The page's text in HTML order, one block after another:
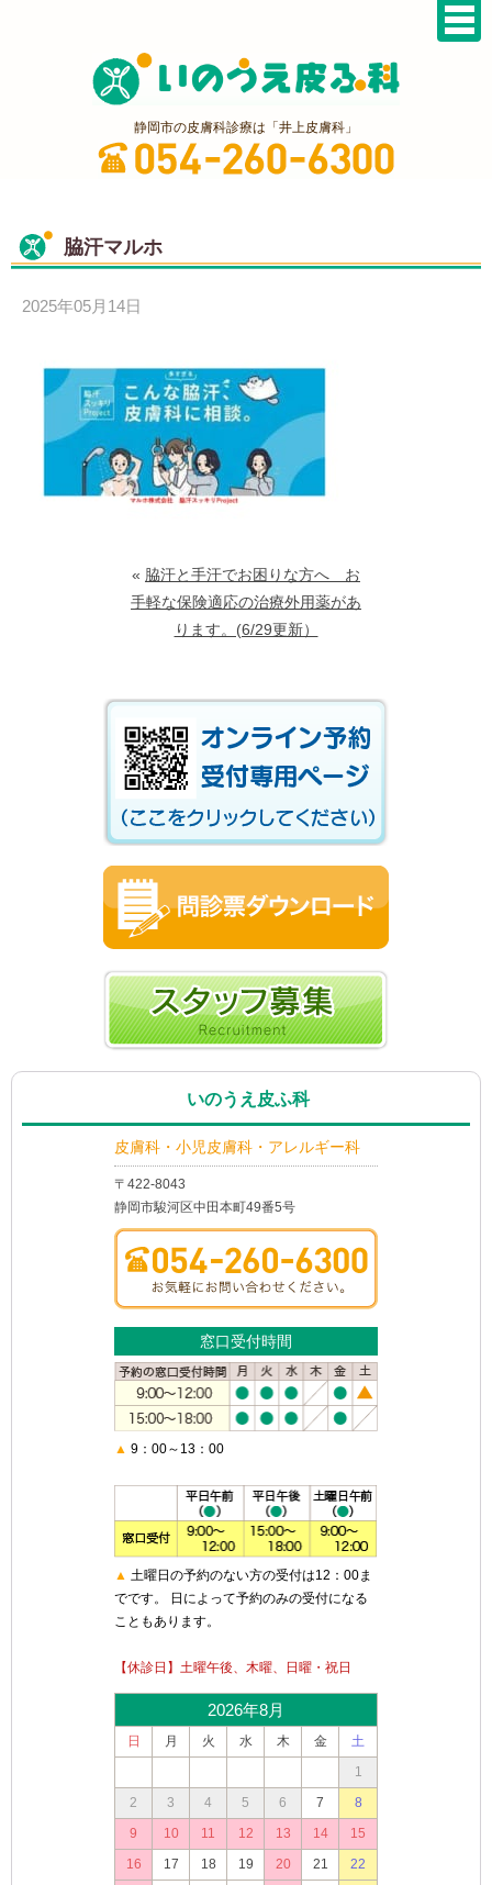
静岡市の皮膚科診療は「井上皮膚科」
脇汗マルホ
2025年05月14日
« 脇汗と手汗でお困りな方へ お
手軽な保険適応の治療外用薬があ
ります。(6/29更新）
いのうえ皮ふ科
皮膚科・小児皮膚科・アレルギー科
〒422-8043
静岡市駿河区中田本町49番5号
窓口受付時間
▲ 9：00～13：00
▲ 土曜日の予約のない方の受付は12：00ま
でです。 日によって予約のみの受付になる
こともあります。
【休診日】土曜午後、木曜、日曜・祝日
2026年8月
日 月 火 水 木 金
土
1
2
3 4 5 6 7
8
9
10 11 12 13 14
15
16
17 18 19 20 21
22